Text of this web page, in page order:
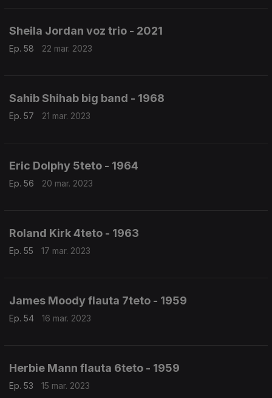
Sheila Jordan voz trio - 2021
Ep. 58 22 mar. 2023
Sahib Shihab big band - 1968
Ep. 57 21 mar. 2023
Eric Dolphy 5teto - 1964
Ep. 56 20 mar. 2023
Roland Kirk 4teto - 1963
Ep. 55 17 mar. 2023
James Moody flauta 7teto - 1959
Ep. 54 16 mar. 2023
Herbie Mann flauta 6teto - 1959
Ep. 53 15 mar. 2023